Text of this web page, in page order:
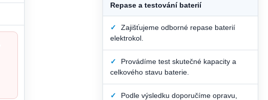
Repase a testování baterií
✓
Zajišťujeme odborné repase baterií
elektrokol.
✓
Provádíme test skutečné kapacity a
celkového stavu baterie.
✓
Podle výsledku doporučíme opravu,